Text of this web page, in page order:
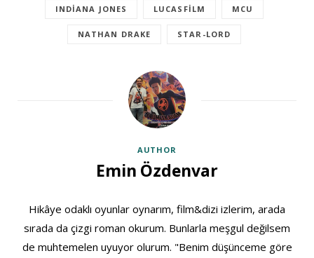
INDIANA JONES LUCASFILM MCU
NATHAN DRAKE STAR-LORD
AUTHOR
Emin Özdenvar
Hikâye odaklı oyunlar oynarım, film&dizi izlerim, arada
sırada da çizgi roman okurum. Bunlarla meşgul değilsem
de muhtemelen uyuyor olurum. "Benim düşünceme göre